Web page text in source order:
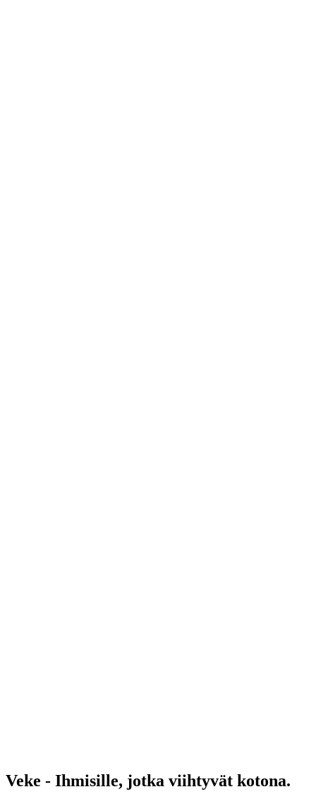
Veke - Ihmisille, jotka viihtyvät kotona.